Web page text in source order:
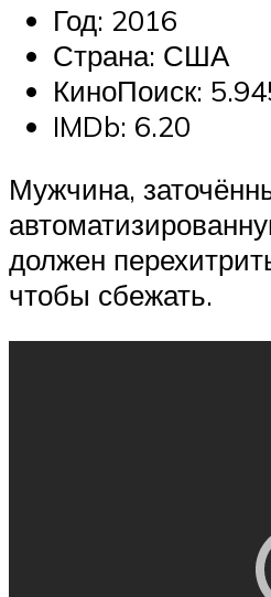
Год: 2016
Страна: США
КиноПоиск:
IMDb: 6.20
Мужчина,
должен
чтобы сбежать.